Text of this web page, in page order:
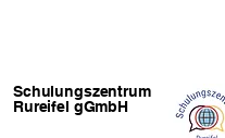
Schulungszentrum
Rureifel gGmbH